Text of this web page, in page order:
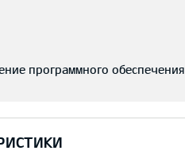
программного обеспечения